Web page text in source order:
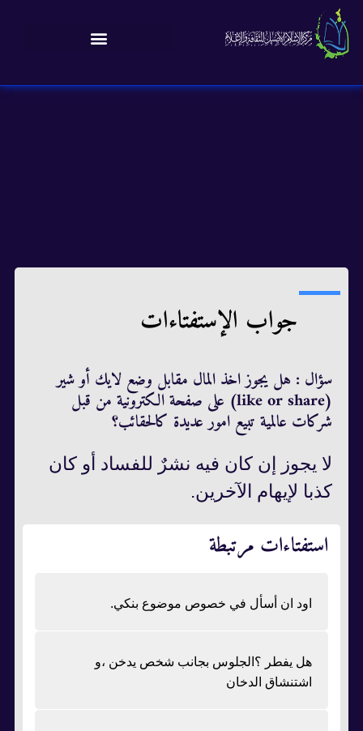
جواب الإستفتاءات
سؤال : هل يجوز اخذ المال مقابل وضع لايك أو شير
(like or share) على صفحة الكترونية من قبل
شركات عالمية تبيع امور عديدة كالحقائب؟
لا يجوز إن كان فيه نشرٌ للفساد أو كان
كذبا لإيهام الآخرين.
استفتاءات مرتبطة
اود ان أسأل في خصوص موضوع بنكي.
هل يفطر ؟الجلوس بجانب شخص يدخن ،و
اشتنشاق الدخان